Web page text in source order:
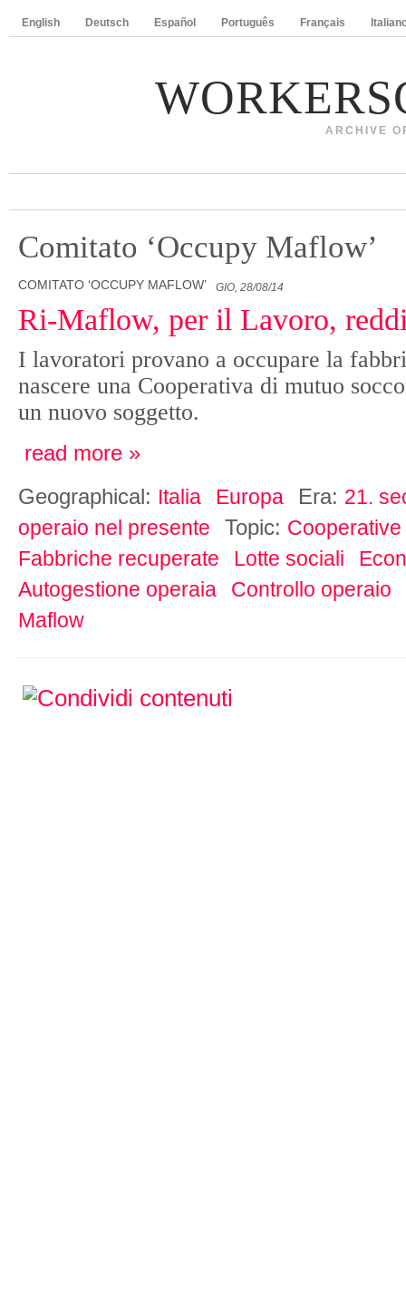
English Deutsch Español Português Français
ARCHIVE
Comitato ‘Occupy Maflow’
COMITATO ‘OCCUPY MAFLOW’ GIO, 28/08/14
Ri-Maflow, per il Lavoro,
I lavoratori provano a occupare la
nascere una Cooperativa di mutuo
un nuovo soggetto.
read more »
Geographical: Italia Europa Era: 21.
operaio nel presente
Topic: Cooperative
Fabbriche recuperate
Lotte sociali
Autogestione operaia
Controllo operaio
Maflow